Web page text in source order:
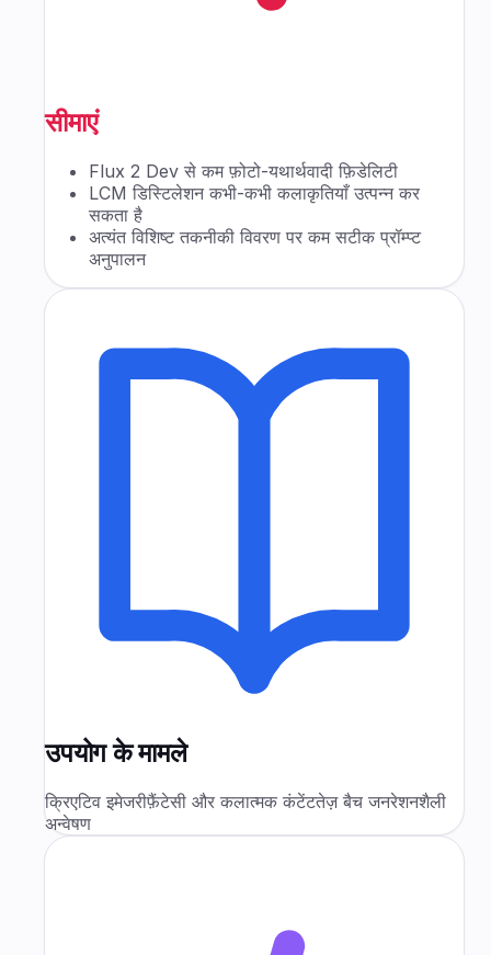
सीमाएं
Flux 2 Dev से कम फ़ोटो-यथार्थवादी फ़िडेलिटी
LCM डिस्टिलेशन कभी-कभी कलाकृतियाँ उत्पन्न कर
सकता है
अत्यंत विशिष्ट तकनीकी विवरण पर कम सटीक प्रॉम्प्ट
अनुपालन
उपयोग के मामले
क्रिएटिव इमेजरीफ़ैंटेसी और कलात्मक कंटेंटतेज़ बैच जनरेशनशैली
अन्वेषण